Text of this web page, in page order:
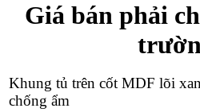
Giá bán phải
Khung tủ trên cốt MDF lõi
chống ẩm